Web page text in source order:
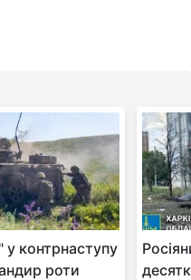
контрнаступу
роти